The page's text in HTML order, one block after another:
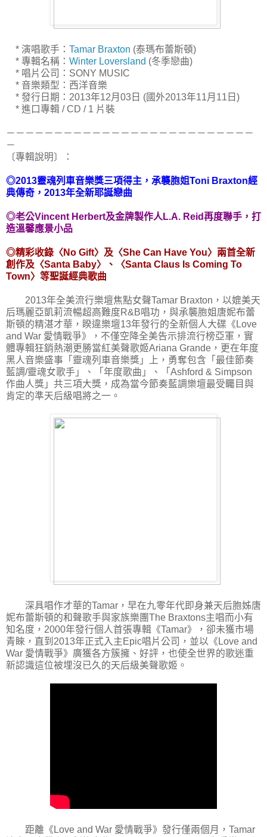
* 演唱歌手： Tamar Braxton (泰瑪布蕾斯頓)
* 專輯名稱： Winter Loversland (冬季戀曲)
* 唱片公司：SONY MUSIC
* 音樂類型：西洋音樂
* 發行日期：2013年12月03日 (國外2013年11月11日)
* 進口專輯 / CD / 1 片裝
－－－－－－－－－－－－－－－－－－－－－－－－－－
－
〔專輯說明〕：
◎2013靈魂列車音樂獎三項得主，承襲胞姐Toni Braxton經
典傳奇，2013年全新耶誕戀曲
◎老公Vincent Herbert及金牌製作人L.A. Reid再度聯手，打
造溫馨應景小品
◎精彩收錄〈No Gift〉及〈She Can Have You〉兩首全新
創作及〈Santa Baby〉、〈Santa Claus Is Coming To
Town〉等聖誕經典歌曲
2013年全美流行樂壇焦點女聲Tamar Braxton，以媲美天
后瑪麗亞凱莉流暢超高難度R&B唱功，與承襲胞姐唐妮布蕾
斯頓的精湛才華，睽違樂壇13年發行的全新個人大碟《Love
and War 愛情戰爭》，不僅空降全美告示排流行榜亞軍，實
體專輯狂銷熱潮更勝當紅美聲歌姬Ariana Grande，更在年度
黑人音樂盛事「靈魂列車音樂獎」上，勇奪包含「最佳節奏
藍調/靈魂女歌手」、「年度歌曲」、「Ashford & Simpson
作曲人獎」共三項大獎，成為當今節奏藍調樂壇最受矚目與
肯定的準天后級唱將之一。
深具唱作才華的Tamar，早在九零年代即身兼天后胞姊唐
妮布蕾斯頓的和聲歌手與家族樂團The Braxtons主唱而小有
知名度，2000年發行個人首張專輯《Tamar》，卻未獲市場
青睞，直到2013年正式入主Epic唱片公司，並以《Love and
War 愛情戰爭》廣獲各方簇擁、好評，也使全世界的歌迷重
新認識這位被埋沒已久的天后級美聲歌姬。
距離《Love and War 愛情戰爭》發行僅兩個月，Tamar